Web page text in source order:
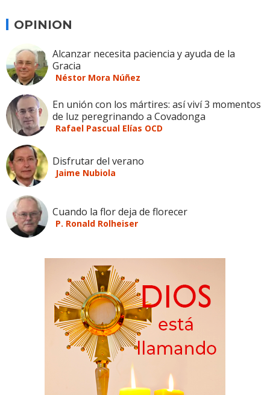
OPINION
Alcanzar necesita paciencia y ayuda de la
Gracia
Néstor Mora Núñez
En unión con los mártires: así viví 3 momentos
de luz peregrinando a Covadonga
Rafael Pascual Elías OCD
Disfrutar del verano
Jaime Nubiola
Cuando la flor deja de florecer
P. Ronald Rolheiser